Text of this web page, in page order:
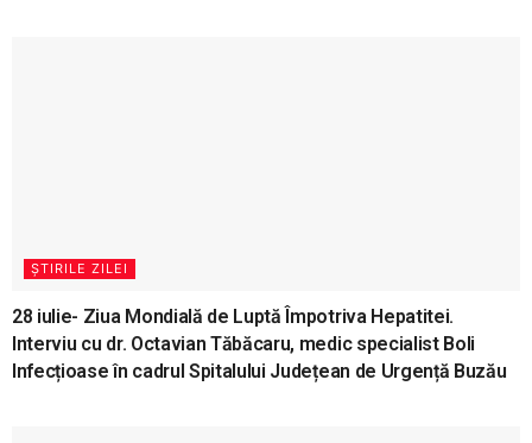
ȘTIRILE ZILEI
28 iulie- Ziua Mondială de Luptă Împotriva Hepatitei.
Interviu cu dr. Octavian Tăbăcaru, medic specialist Boli
Infecțioase în cadrul Spitalului Județean de Urgență Buzău